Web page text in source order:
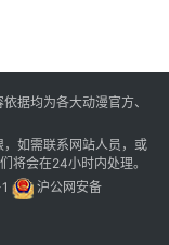
据均为各大动漫官方、
如需联系网站人员，或
将会在24小时内处理。
沪公网安备